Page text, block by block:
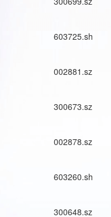
603725.sh
002881.sz
300673.sz
002878.sz
603260.sh
300648.sz